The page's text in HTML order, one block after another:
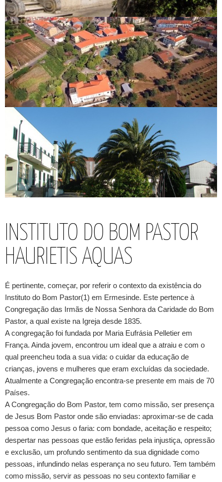
INSTITUTO DO BOM PASTOR
HAURIETIS AQUAS
É pertinente, começar, por referir o contexto da existência do
Instituto do Bom Pastor(1) em Ermesinde. Este pertence à
Congregação das Irmãs de Nossa Senhora da Caridade do Bom
Pastor, a qual existe na Igreja desde 1835.
A congregação foi fundada por Maria Eufrásia Pelletier em
França. Ainda jovem, encontrou um ideal que a atraiu e com o
qual preencheu toda a sua vida: o cuidar da educação de
crianças, jovens e mulheres que eram excluídas da sociedade.
Atualmente a Congregação encontra-se presente em mais de 70
Países.
A Congregação do Bom Pastor, tem como missão, ser presença
de Jesus Bom Pastor onde são enviadas: aproximar-se de cada
pessoa como Jesus o faria: com bondade, aceitação e respeito;
despertar nas pessoas que estão feridas pela injustiça, opressão
e exclusão, um profundo sentimento da sua dignidade como
pessoas, infundindo nelas esperança no seu futuro. Tem também
como missão, servir as pessoas no seu contexto familiar e